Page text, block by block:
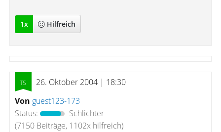
1x Hilfreich
26. Oktober 2004 | 18:30
Von guest123-173
Status:
Schlichter
(7150 Beiträge, 1102x hilfreich)